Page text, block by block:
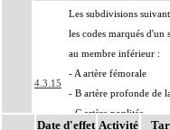
4.3.15
Les subdivisions
les codes marqués
au membre inférieur :
- A artère fémorale
- B artère profonde de
- C artère poplitée
Date d'effet Activité